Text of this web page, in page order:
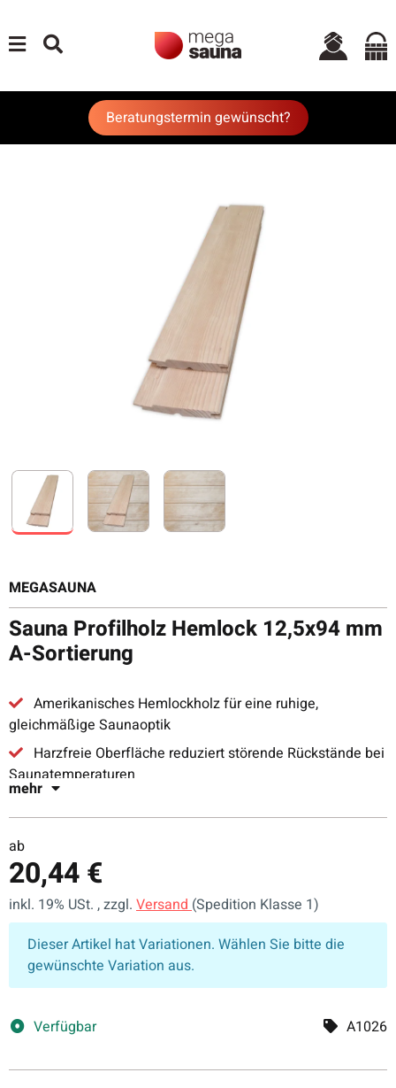
Beratungstermin gewünscht?
MEGASAUNA
Sauna Profilholz Hemlock 12,5x94 mm
A-Sortierung
Amerikanisches Hemlockholz für eine ruhige,
gleichmäßige Saunaoptik
Harzfreie Oberfläche reduziert störende Rückstände bei
Saunatemperaturen
nutzbares Saunaklima
saubere Verarbeitung
Format 12,5 x 94 mm erleichtert eine harmonische
Wand- und Deckenverkleidung
mehr
ab
20,44 €
inkl. 19% USt. , zzgl. Versand(Spedition Klasse 1)
x
Dieser Artikel hat Variationen. Wählen Sie bitte die
gewünschte Variation aus.
Verfügbar A1026